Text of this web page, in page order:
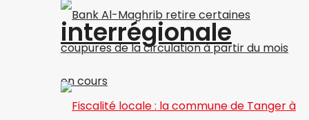
interrégionale